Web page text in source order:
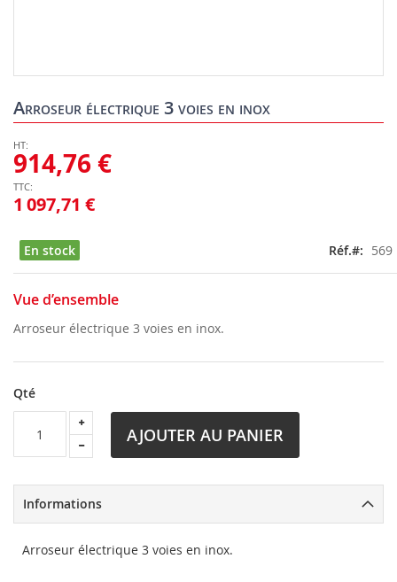
Arroseur électrique 3 voies en inox
1 097,71 €
914,76 €
En stock Réf. 569
Vue d’ensemble
Arroseur électrique 3 voies en inox.
Qté
AJOUTER AU PANIER
to
the
of
the
images
gallery
Informations
Arroseur électrique 3 voies en inox.